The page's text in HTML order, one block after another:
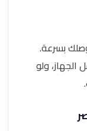
بسرعة.
الجهاز، ولو